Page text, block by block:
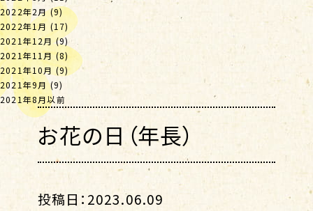
2022年2月(9)
2022年1月 (17)
2021年12月(9)
2021年11月 (8)
2021年10月 (9)
2021年9月 (9)
2021年8月以前
お花の日（年長）
投稿日：2023.06.09